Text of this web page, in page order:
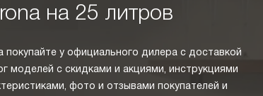
на 25 литров
покупайте у официального дилера с доставкой
моделей с скидками и акциями, инструкциями
фото и отзывами покупателей и